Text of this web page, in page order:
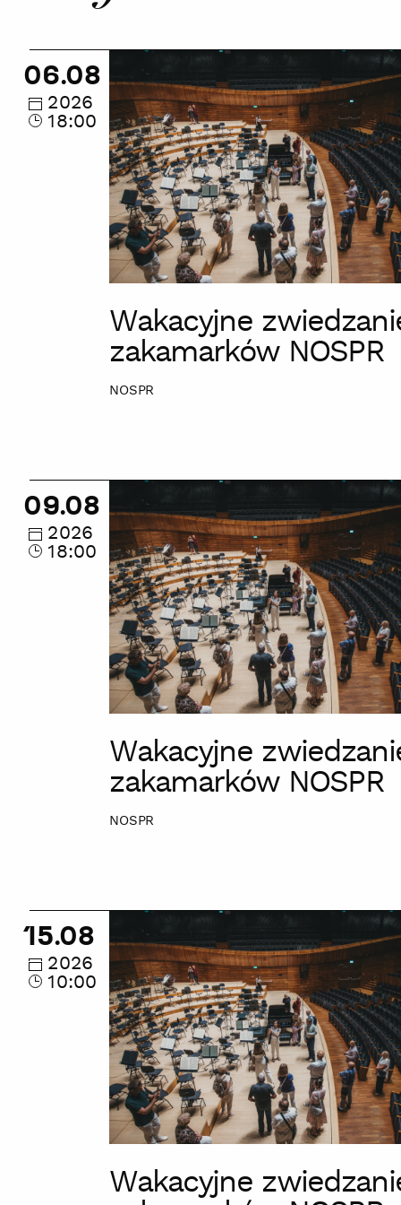
Wakacyjne
zwiedzanie
zakamarków
NOSPR
06.08
2026
18:00
Wakacyjne
zakamarków NOSPR
NOSPR
Wakacyjne
zwiedzanie
zakamarków
NOSPR
09.08
2026
18:00
Wakacyjne
zakamarków NOSPR
NOSPR
Wakacyjne
zwiedzanie
zakamarków
NOSPR
15.08
2026
10:00
Wakacyjne